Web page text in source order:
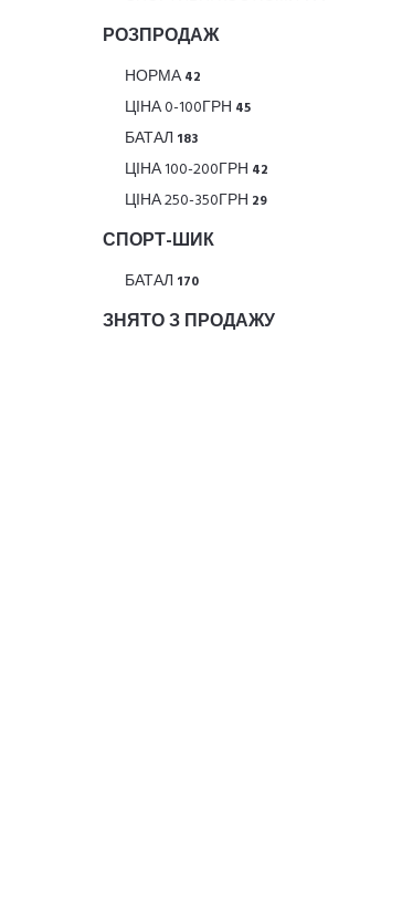
РОЗПРОДАЖ
НОРМА42
ЦІНА 0-100ГРН 45
БАТАЛ 183
ЦІНА 100-200ГРН 42
ЦІНА 250-350ГРН 29
СПОРТ-ШИК
БАТАЛ 170
ЗНЯТО З ПРОДАЖУ